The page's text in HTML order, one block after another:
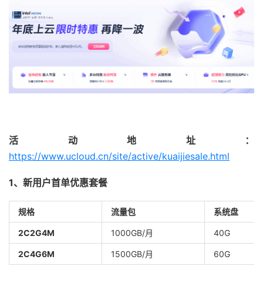
活动地址：
https://www.ucloud.cn/site/active/kuaijiesale.html
1、新用户首单优惠套餐
规格 流量包 系统盘
2C2G4M 1000GB/月 40G
2C4G6M 1500GB/月 60G